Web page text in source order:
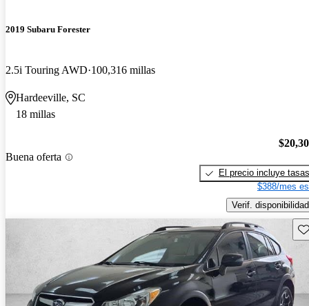
2019 Subaru Forester
2.5i Touring AWD 100,316 millas
Hardeeville, SC
18 millas
Buena oferta
El precio incluye tasas
$388/mes
Verif. disponibilidad